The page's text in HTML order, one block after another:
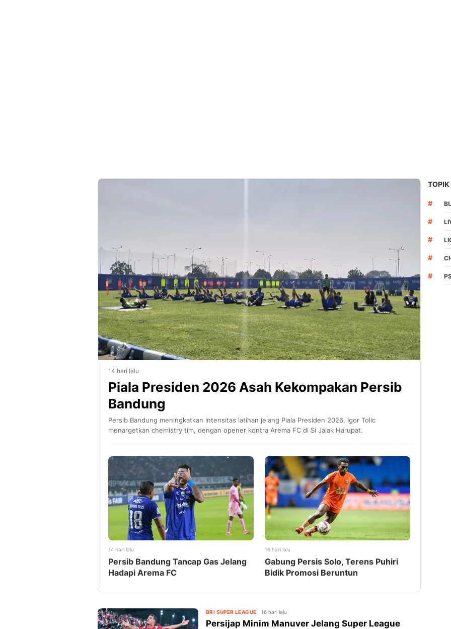
14 hari lalu
Piala Presiden 2026 Asah Kekompakan Persib
Bandung
Persib Bandung meningkatkan intensitas latihan jelang Piala Presiden 2026. Igor Tolic
menargetkan chemistry tim, dengan opener kontra Arema FC di Si Jalak Harupat.
14 hari lalu
Persib Bandung Tancap Gas Jelang
Hadapi Arema FC
16 hari lalu
Gabung Persis Solo, Terens Puhiri
Bidik Promosi Beruntun
BRI SUPER LEAGUE 16 hari lalu
Persijap Minim Manuver Jelang Super League
TOPIK
#
#
#
#
#